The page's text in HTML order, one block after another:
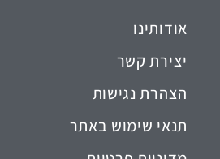
אודותינו
יצירת קשר
הצהרת נגישות
תנאי שימוש באתר